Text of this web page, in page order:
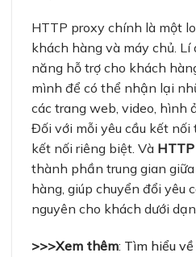
HTTP proxy chính là một
khách hàng và máy chủ.
năng hỗ trợ cho khách
mình để có thể nhận lại
các trang web, video, hình
Đối với mỗi yêu cầu kết
kết nối riêng biệt. Và
thành phần trung gian
hàng, giúp chuyển đổi yêu
nguyên cho khách dưới
>>>Xem thêm: Tìm hiểu về